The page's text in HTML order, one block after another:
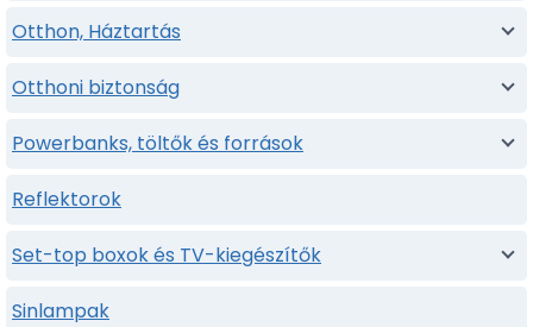
Otthon, Háztartás
Otthoni biztonság
Powerbanks, töltők és források
Reflektorok
Set-top boxok és TV-kiegészítők
Sinlampak